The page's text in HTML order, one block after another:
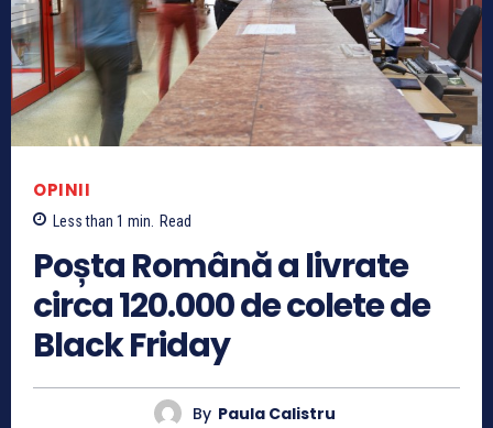
OPINII
Less than 1 min. Read
Poșta Română a livrate
circa 120.000 de colete de
Black Friday
By Paula Calistru